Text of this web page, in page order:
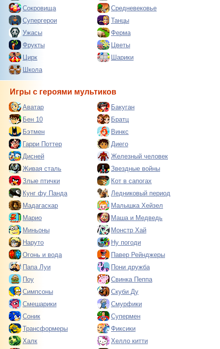
Сокровища
Средневековье
Супергерои
Танцы
Ужасы
Ферма
Фрукты
Цветы
Цирк
Шарики
Школа
Игры с героями мультиков
Аватар
Бакуган
Бен 10
Братц
Бэтмен
Винкс
Гарри Поттер
Диего
Дисней
Железный человек
Живая сталь
Звездные войны
Злые птички
Кот в сапогах
Кунг фу Панда
Ледниковый период
Мадагаскар
Малышка Хейзел
Марио
Маша и Медведь
Миньоны
Монстр Хай
Наруто
Ну погоди
Огонь и вода
Павер Рейнджеры
Папа Луи
Пони дружба
Поу
Свинка Пеппа
Симпсоны
Скуби Ду
Смешарики
Смурфики
Соник
Супермен
Трансформеры
Фиксики
Халк
Хелло китти